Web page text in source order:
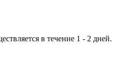
в течение 1 - 2 дней.